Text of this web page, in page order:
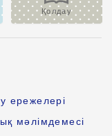
Қолдау
ережелері
мәлімдемесі